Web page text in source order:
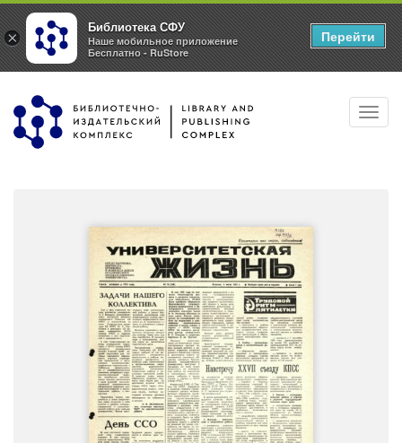
Перейти
основному
×
Библиотека СФУ
Наше мобильное приложение
Бесплатно - RuStore
Перейти